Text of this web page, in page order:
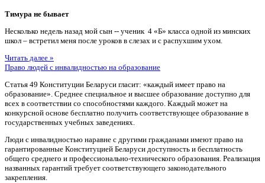
Тимура не бывает
Несколько недель назад мой сын -- ученик 4 «Б» класса одной из минских
школ – встретил меня после уроков в слезах и с распухшим ухом.
Читать далее »
Право людей с инвалидностью на образование
Статья 49 Конституции Беларуси гласит: «каждый имеет право на
образование». Среднее специальное и высшее образование доступно для
всех в соответствии со способностями каждого. Каждый может на
конкурсной основе бесплатно получить соответствующее образование в
государственных учебных заведениях.
Люди с инвалидностью наравне с другими гражданами имеют право на
гарантированные Конституцией Беларуси доступность и бесплатность
общего среднего и профессионально-технического образования. Реализация
названных гарантий требует соответствующего законодательного
закрепления.